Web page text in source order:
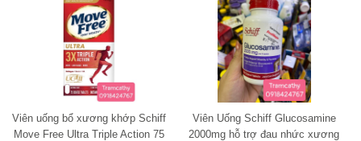
Viên uống bổ xương khớp Schiff
Move Free Ultra Triple Action 75
Viên Uống Schiff Glucosamine
2000mg hỗ trợ đau nhức xương